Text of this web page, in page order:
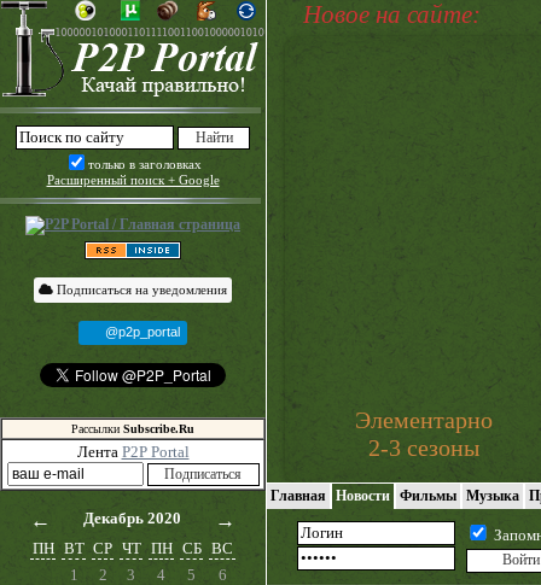
только в заголовках
Расширенный поиск + Google
Подписаться на уведомления
@p2p_portal
Рассылки Subscribe.Ru
Лента P2P Portal
← Декабрь 2020 →
ПН ВТ СР ЧТ ПН СБ ВС
1
2 3 4 5
6
Новое на сайте:
Элементарно
2-3 сезоны
Главная Новости Фильмы Музыка